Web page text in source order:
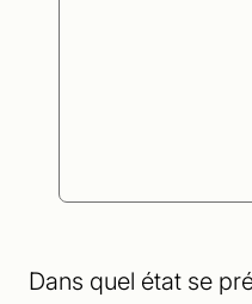
Dans quel état se